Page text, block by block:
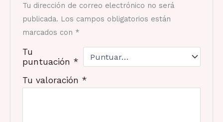
Tu dirección de correo electrónico no será
publicada. Los campos obligatorios están
marcados con *
Tu
puntuación *
Tu valoración *